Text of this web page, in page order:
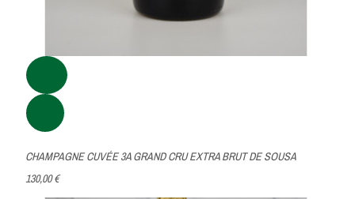
CHAMPAGNE CUVÉE 3A GRAND CRU EXTRA BRUT DE SOUSA
130,00 €